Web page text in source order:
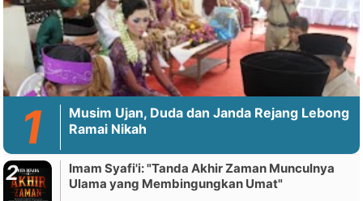
Musim Ujan, Duda dan Janda Rejang Lebong
Ramai Nikah
Imam Syafi'i: "Tanda Akhir Zaman Munculnya
Ulama yang Membingungkan Umat"